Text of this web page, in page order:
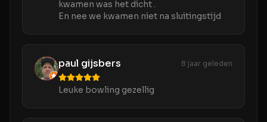
kwamen was het dicht .
En nee we kwamen niet na sluitingstijd
paul gijsbers 8 jaar geleden
Leuke bowling gezellig